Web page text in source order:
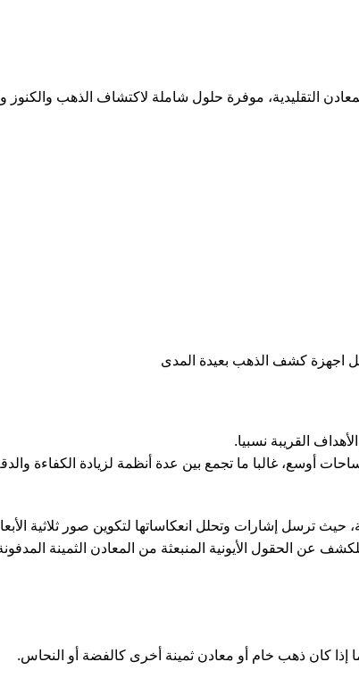
التقليدية، موفرة حلول شاملة لاكتشاف الذهب والكنوز
اجهزة كشف الذهب بعيدة المدى
أوسع، غالبا ما تجمع بين عدة أنظمة لزيادة الكفاءة
ترسل إشارات وتحلل انعكاساتها لتكوين صور ثلاثية
عن الحقول الأيونية المنبعثة من المعادن الثمينة
إذا كان ذهب خام أو معادن ثمينة أخرى كالفضة أو النحاس.